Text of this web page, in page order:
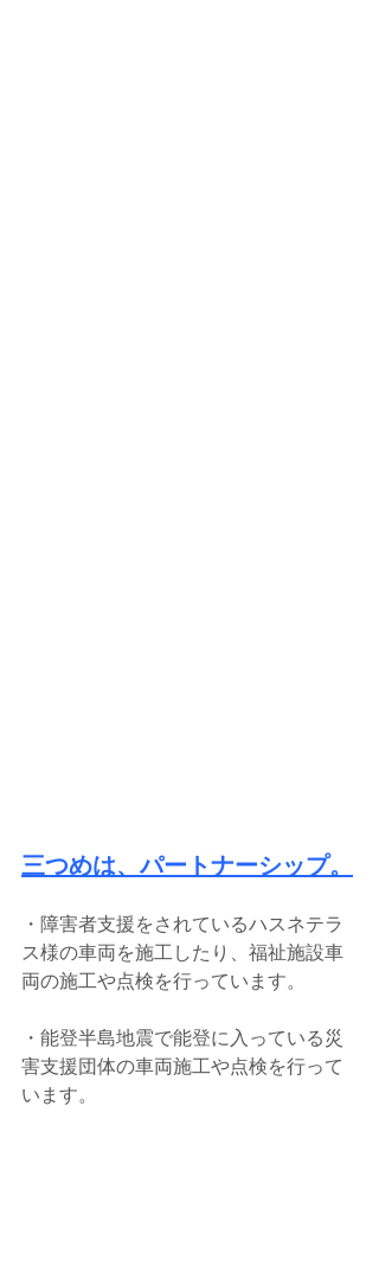
三つめは、パートナーシップ。
・障害者支援をされているハスネテラ
ス様の車両を施工したり、福祉施設車
両の施工や点検を行っています。
・能登半島地震で能登に入っている災
害支援団体の車両施工や点検を行って
います。